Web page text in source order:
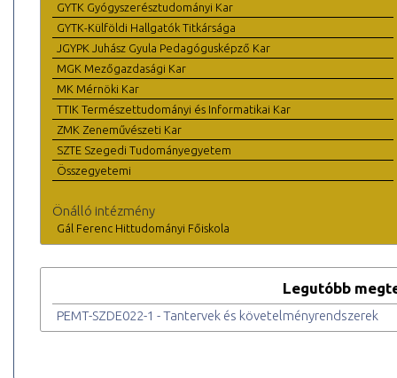
GYTK Gyógyszerésztudományi Kar
GYTK-Külföldi Hallgatók Titkársága
JGYPK Juhász Gyula Pedagógusképző Kar
MGK Mezőgazdasági Kar
MK Mérnöki Kar
TTIK Természettudományi és Informatikai Kar
ZMK Zeneművészeti Kar
SZTE Szegedi Tudományegyetem
Összegyetemi
Önálló intézmény
Gál Ferenc Hittudományi Főiskola
Legutóbb
PEMT-SZDE022-1 - Tantervek és követelményrendszerek